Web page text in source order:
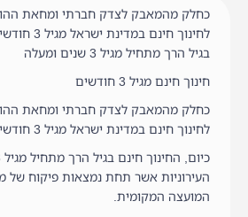
כחלק מהמאבק לצדק חברתי ומחאת
לחינוך חינם
בגיל הרך מתחיל מגיל 3 שנים ומעלה
חינוך חינם מגיל 3 חודשים
כחלק מהמאבק לצדק חברתי ומחאת
לחינוך חינם במדינת ישראל מגיל 3 חודשים.
העירוניות אשר תחת נמצאות פיקוח של
המועצה המקומית.